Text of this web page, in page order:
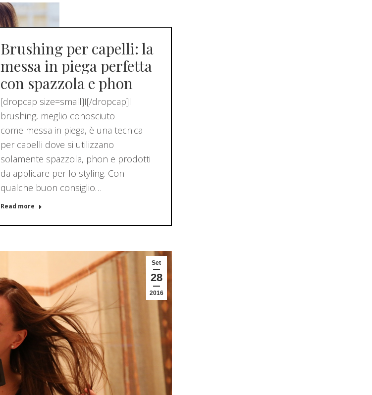
Brushing per capelli: la
messa in piega perfetta
con spazzola e phon
[dropcap size=small]I[/dropcap]l
brushing, meglio conosciuto
come messa in piega, è una tecnica
per capelli dove si utilizzano
solamente spazzola, phon e prodotti
da applicare per lo styling. Con
qualche buon consiglio…
Read more
Set
28
2016